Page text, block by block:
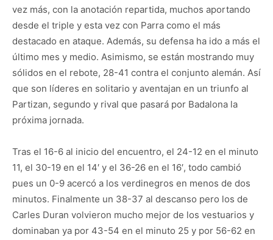
vez más, con la anotación repartida, muchos aportando
desde el triple y esta vez con Parra como el más
destacado en ataque. Además, su defensa ha ido a más el
último mes y medio. Asimismo, se están mostrando muy
sólidos en el rebote, 28-41 contra el conjunto alemán. Así
que son líderes en solitario y aventajan en un triunfo al
Partizan, segundo y rival que pasará por Badalona la
próxima jornada.
Tras el 16-6 al inicio del encuentro, el 24-12 en el minuto
11, el 30-19 en el 14′ y el 36-26 en el 16′, todo cambió
pues un 0-9 acercó a los verdinegros en menos de dos
minutos. Finalmente un 38-37 al descanso pero los de
Carles Duran volvieron mucho mejor de los vestuarios y
dominaban ya por 43-54 en el minuto 25 y por 56-62 en